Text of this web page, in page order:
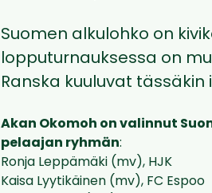
Suomen alkulohko on
lopputurnauksessa on
Ranska kuuluvat
Akan Okomoh on valinnut
pelaajan ryhmän:
Ronja Leppämäki (mv), HJK
Kaisa Lyytikäinen (mv), FC Espoo